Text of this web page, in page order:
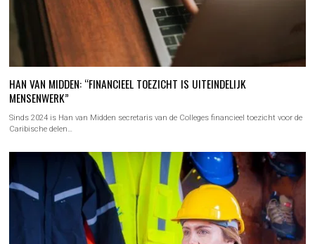
HAN VAN MIDDEN: “FINANCIEEL TOEZICHT IS UITEINDELIJK
MENSENWERK”
Sinds 2024 is Han van Midden secretaris van de Colleges financieel toezicht voor de
Caribische delen…